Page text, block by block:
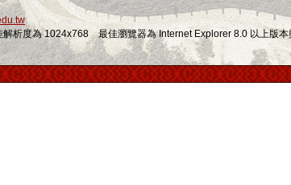
析度為 1024x768 最佳瀏覽器為 Internet Explorer 8.0 以上版本